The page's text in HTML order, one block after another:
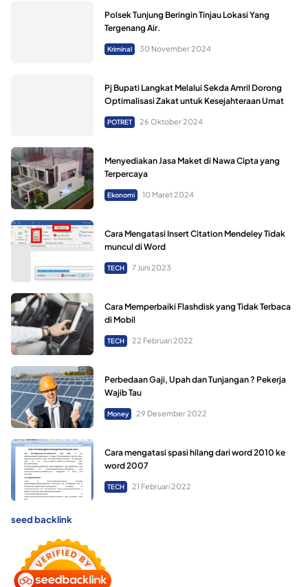
Polsek Tunjung Beringin Tinjau Lokasi Yang
Tergenang Air.
Kriminal 30 November 2024
Pj Bupati Langkat Melalui Sekda Amril Dorong
Optimalisasi Zakat untuk Kesejahteraan Umat
POTRET 26 Oktober 2024
Menyediakan Jasa Maket di Nawa Cipta yang
Terpercaya
Ekonomi 10 Maret 2024
Cara Mengatasi Insert Citation Mendeley Tidak
muncul di Word
TECH 7 Juni 2023
Cara Memperbaiki Flashdisk yang Tidak Terbaca
di Mobil
TECH 22 Februari 2022
Perbedaan Gaji, Upah dan Tunjangan ? Pekerja
Wajib Tau
Money 29 Desember 2022
Cara mengatasi spasi hilang dari word 2010 ke
word 2007
TECH 21 Februari 2022
seed backlink